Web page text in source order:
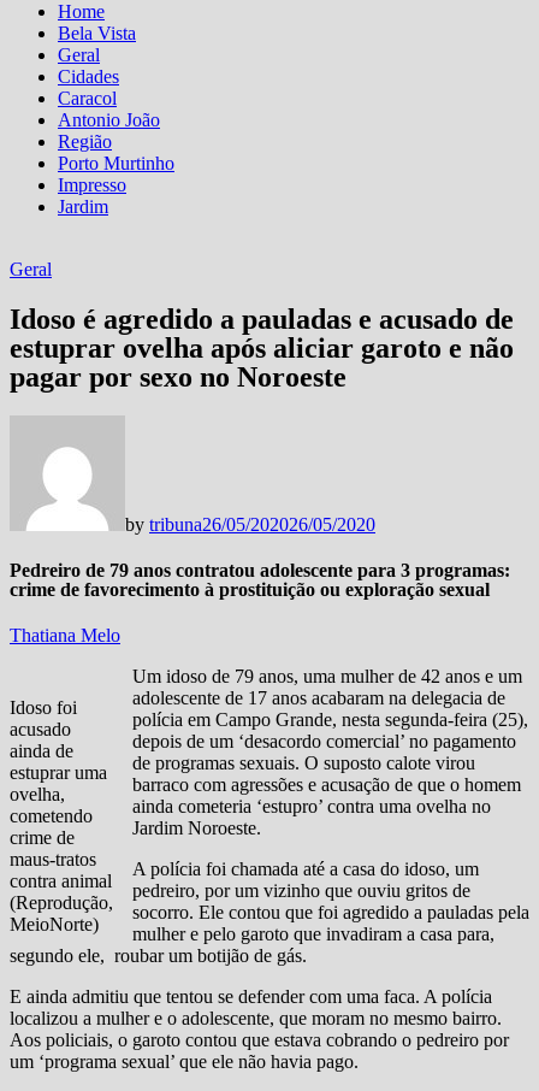
Home
Bela Vista
Geral
Cidades
Caracol
Antonio João
Região
Porto Murtinho
Impresso
Jardim
Geral
Idoso é agredido a pauladas e acusado de
estuprar ovelha após aliciar garoto e não
pagar por sexo no Noroeste
by tribuna26/05/202026/05/2020
Pedreiro de 79 anos contratou adolescente para 3 programas:
crime de favorecimento à prostituição ou exploração sexual
Thatiana Melo
Idoso foi
acusado
ainda de
estuprar uma
ovelha,
cometendo
crime de
maus-tratos
contra animal
(Reprodução,
MeioNorte)
Um idoso de 79 anos, uma mulher de 42 anos e um
adolescente de 17 anos acabaram na delegacia de
polícia em Campo Grande, nesta segunda-feira (25),
depois de um ‘desacordo comercial’ no pagamento
de programas sexuais. O suposto calote virou
barraco com agressões e acusação de que o homem
ainda cometeria ‘estupro’ contra uma ovelha no
Jardim Noroeste.
A polícia foi chamada até a casa do idoso, um
pedreiro, por um vizinho que ouviu gritos de
socorro. Ele contou que foi agredido a pauladas pela
mulher e pelo garoto que invadiram a casa para,
segundo ele, roubar um botijão de gás.
E ainda admitiu que tentou se defender com uma faca. A polícia
localizou a mulher e o adolescente, que moram no mesmo bairro.
Aos policiais, o garoto contou que estava cobrando o pedreiro por
um ‘programa sexual’ que ele não havia pago.